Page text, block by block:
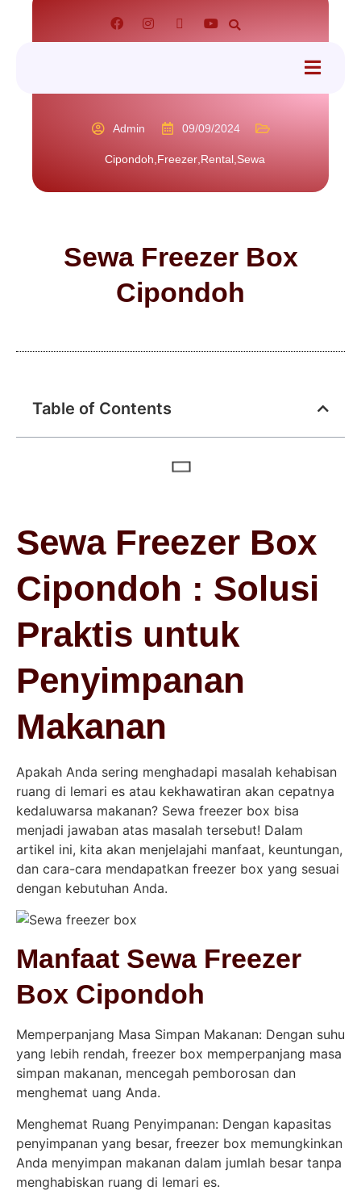
Admin 09/09/2024
Cipondoh,Freezer,Rental,Sewa
Sewa Freezer Box
Cipondoh
Table of Contents
Sewa Freezer Box
Cipondoh : Solusi
Praktis untuk
Penyimpanan
Makanan
Apakah Anda sering menghadapi masalah kehabisan
ruang di lemari es atau kekhawatiran akan cepatnya
kedaluwarsa makanan? Sewa freezer box bisa
menjadi jawaban atas masalah tersebut! Dalam
artikel ini, kita akan menjelajahi manfaat, keuntungan,
dan cara-cara mendapatkan freezer box yang sesuai
dengan kebutuhan Anda.
Manfaat Sewa Freezer
Box Cipondoh
Memperpanjang Masa Simpan Makanan: Dengan suhu
yang lebih rendah, freezer box memperpanjang masa
simpan makanan, mencegah pemborosan dan
menghemat uang Anda.
Menghemat Ruang Penyimpanan: Dengan kapasitas
penyimpanan yang besar, freezer box memungkinkan
Anda menyimpan makanan dalam jumlah besar tanpa
menghabiskan ruang di lemari es.